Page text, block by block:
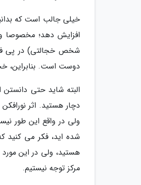
خیلی جالب است که
افزایش دهد؛ مخصوصا
شخص خجالتی) در پی
دوست است. بنابراین،
البته شاید حتی
دچار هستید. اثر
ولی در واقع این طور
شده اید، فکر می
هستید، ولی در این
مرکز توجه نیستیم.